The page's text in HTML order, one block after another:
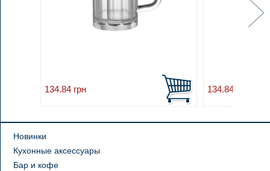
134.84 грн 134.84
Новинки
Кухонные аксессуары
Бар и кофе